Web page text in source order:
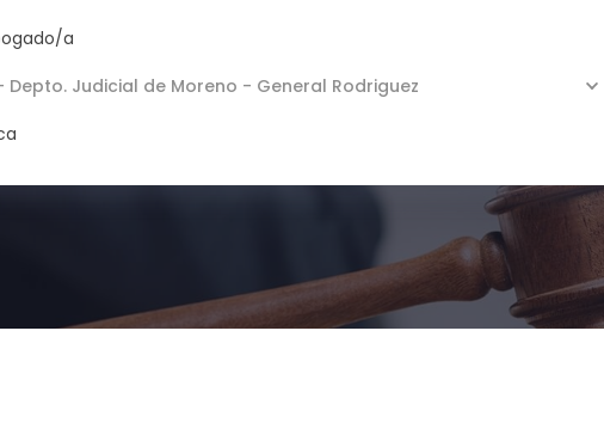
a
Depto. Judicial de Moreno - General Rodriguez